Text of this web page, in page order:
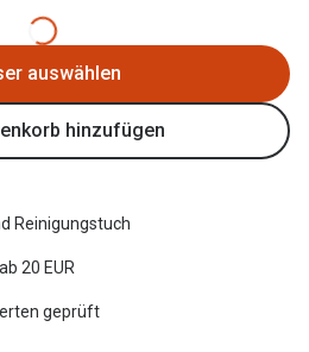
Zubehör
auswählen
hinzufügen
Reinigungstuch
20 EUR
geprüft